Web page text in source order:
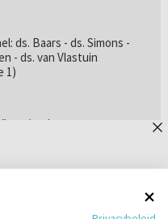
ds. Baars - ds. Simons -
- ds. van Vlastuin
1)
- Is